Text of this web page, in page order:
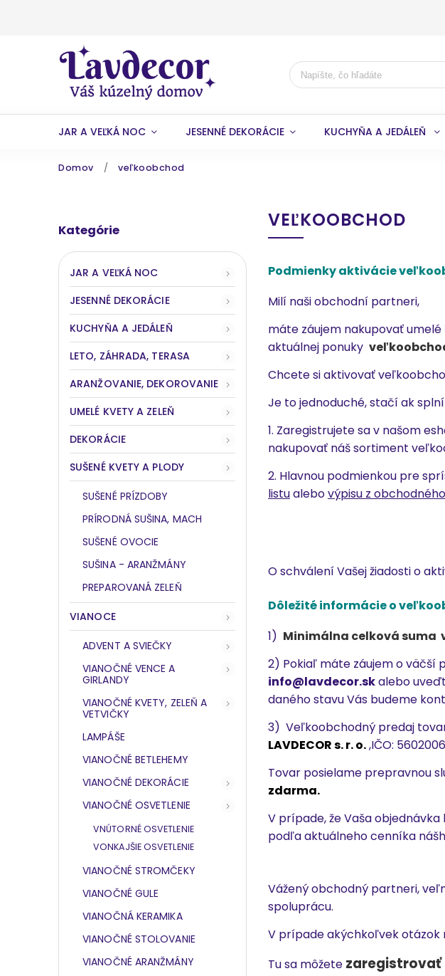
JAR A VEĽKÁ NOC JESENNÉ DEKORÁCIE KUCHYŇA A JEDÁLEŇ
Domov / veľkoobchod
Kategórie
JAR A VEĽKÁ NOC
JESENNÉ DEKORÁCIE
KUCHYŇA A JEDÁLEŇ
LETO, ZÁHRADA, TERASA
ARANŽOVANIE, DEKOROVANIE
UMELÉ KVETY A ZELEŇ
DEKORÁCIE
SUŠENÉ KVETY A PLODY
SUŠENÉ PRÍZDOBY
PRÍRODNÁ SUŠINA, MACH
SUŠENÉ OVOCIE
SUŠINA - ARANŽMÁNY
PREPAROVANÁ ZELEŇ
VIANOCE
ADVENT A SVIEČKY
VIANOČNÉ VENCE A
GIRLANDY
VIANOČNÉ KVETY, ZELEŇ A
VETVIČKY
LAMPÁŠE
VIANOČNÉ BETLEHEMY
VIANOČNÉ DEKORÁCIE
VIANOČNÉ OSVETLENIE
VNÚTORNÉ OSVETLENIE
VONKAJŠIE OSVETLENIE
VIANOČNÉ STROMČEKY
VIANOČNÉ GULE
VIANOČNÁ KERAMIKA
VIANOČNÉ STOLOVANIE
VIANOČNÉ ARANŽMÁNY
VEĽKOOBCHOD
Podmienky aktivácie
Milí naši obchodní partneri,
máte záujem nakupovať umelé
aktuálnej ponuky
Chcete si aktivovať
Je to jednoduché, stačí ak
1. Zaregistrujete sa v našom
nakupovať náš sortiment
2. Hlavnou podmienkou pre
listualebovýpisu z
O schválení Vašej žiadosti o
Dôležité informácie o
1) Minimálna celková suma
2) Pokiaľ máte záujem o väčší
info@lavdecor.skalebo
daného stavu Vás budeme
3) Veľkoobchodný predaj
LAVDECOR s. r. o.,IČO:
Tovar posielame prepravnou
zdarma.
V prípade, že Vaša
podľa aktuálneho cenníka
Vážený obchodný partneri,
spoluprácu.
V prípade akýchkoľvek otázok
Tu sa môžete zaregistrovať